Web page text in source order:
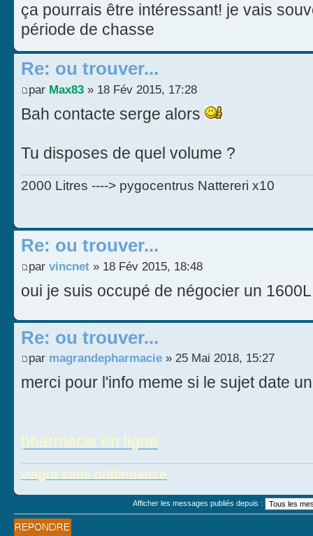
ça pourrais être intéressant! je vais
période de chasse
Re: ou trouver...
par Max83 » 18 Fév 2015, 17:28
Bah contacte serge alors
Tu disposes de quel volume ?
2000 Litres ----> pygocentrus Nattereri x10
Re: ou trouver...
par vincnet » 18 Fév 2015, 18:48
oui je suis occupé de négocier un 1600L
Re: ou trouver...
par magrandepharmacie » 25 Mai 2018, 15:27
merci pour l'info meme si le sujet date
pharmacie en ligne
viagra sans ordonnance
Afficher les messages publiés depuis :
Publier une
réponse